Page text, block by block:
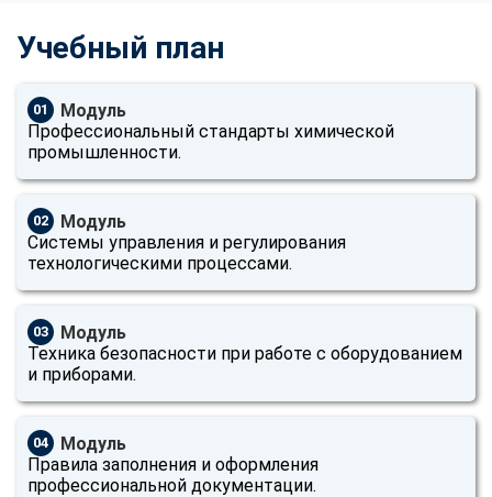
Учебный план
01
Модуль
Профессиональный стандарты химической
промышленности.
02
Модуль
Системы управления и регулирования
технологическими процессами.
03
Модуль
Техника безопасности при работе с оборудованием
и приборами.
04
Модуль
Правила заполнения и оформления
профессиональной документации.